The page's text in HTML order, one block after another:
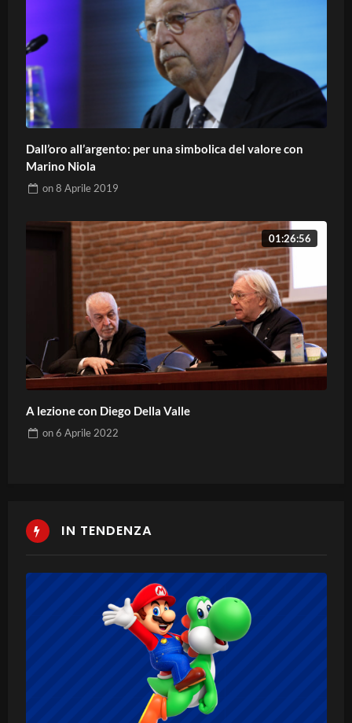
Dall’oro all’argento: per una simbolica del valore con
Marino Niola
on8 Aprile 2019
01:26:56
A lezione con Diego Della Valle
on6 Aprile 2022
IN TENDENZA